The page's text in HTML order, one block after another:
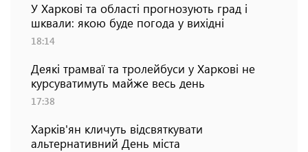
У Харкові та області прогнозують град і
шквали: якою буде погода у вихідні
18:14
Деякі трамваї та тролейбуси у Харкові не
курсуватимуть майже весь день
17:38
Харків'ян кличуть відсвяткувати
альтернативний День міста